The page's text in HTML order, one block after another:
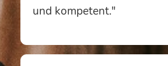
und kompetent."